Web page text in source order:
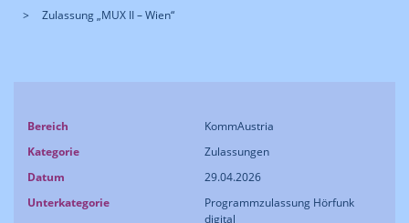
Zulassung „MUX II – Wien“
Bereich
KommAustria
Kategorie
Zulassungen
Datum
29.04.2026
Unterkategorie
Programmzulassung Hörfunk
digital